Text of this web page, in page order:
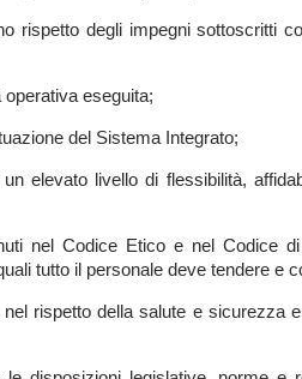
rispetto degli impegni sottoscritti
operativa eseguita;
del Sistema Integrato;
elevato livello di flessibilità,
nel Codice Etico e nel Codice
tutto il personale deve tendere e
rispetto della salute e sicurezza